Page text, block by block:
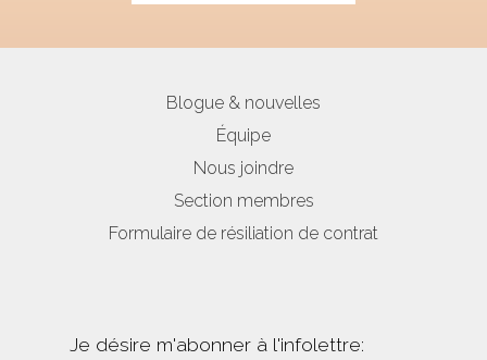
Blogue & nouvelles
Équipe
Nous joindre
Section membres
Formulaire de résiliation de contrat
Je désire m'abonner à l'infolettre: